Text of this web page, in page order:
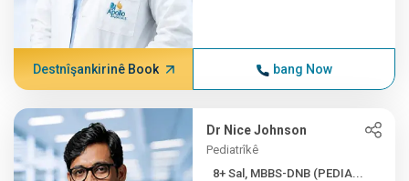
Destnîşankirinê Book bang Now
Dr Nice Johnson
Pediatrîkê
8+ Sal, MBBS-DNB (PEDIA...